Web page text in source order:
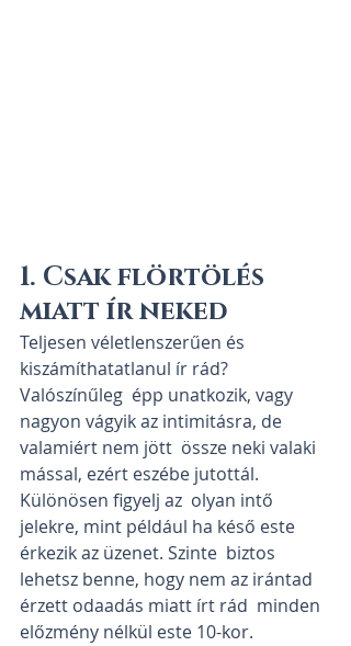
1. Csak flörtölés
miatt ír neked
Teljesen véletlenszerűen és
kiszámíthatatlanul ír rád?
Valószínűleg  épp unatkozik, vagy
nagyon vágyik az intimitásra, de
valamiért nem jött  össze neki valaki
mással, ezért eszébe jutottál.
Különösen figyelj az  olyan intő
jelekre, mint például ha késő este
érkezik az üzenet. Szinte  biztos
lehetsz benne, hogy nem az irántad
érzett odaadás miatt írt rád  minden
előzmény nélkül este 10-kor.